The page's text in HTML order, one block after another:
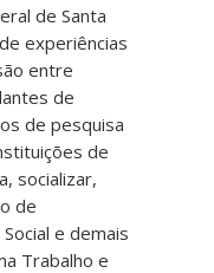
de Santa
experiências
entre
de
de pesquisa
de
socializar,
de
e demais
Trabalho e